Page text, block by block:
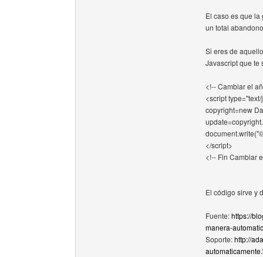
El caso es que
un total
Si eres de
Javascript que te
<!-- Cambiar el
<script
copyright=new
</script>
<!-- Fin Cambiar
El código sirve y
Fuente:https://
manera-
Soporte:http://